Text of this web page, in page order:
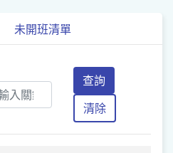
未開班清單
查詢
清除